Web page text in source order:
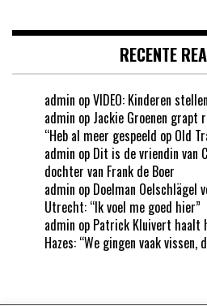
RECENTE
admin opVIDEO: Kinderen
admin op Jackie Groenen grapt
“Heb al meer gespeeld op Old
admin op Dit is de vriendin van
dochter van Frank de Boer
admin op Doelman Oelschlägel
Utrecht: “Ik voel me goed hier”
admin op Patrick Kluivert haalt
Hazes: “We gingen vaak